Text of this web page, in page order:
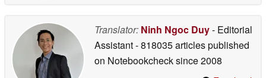
Translator: Ninh Ngoc Duy- Editorial
Assistant- 818035 articles published
on Notebookchecksince 2008